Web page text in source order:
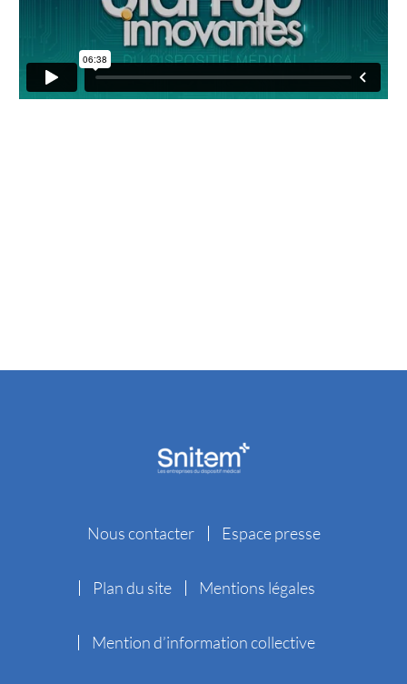
Nous contacter Espace presse
Plan du site Mentions légales
Mention d’information collective